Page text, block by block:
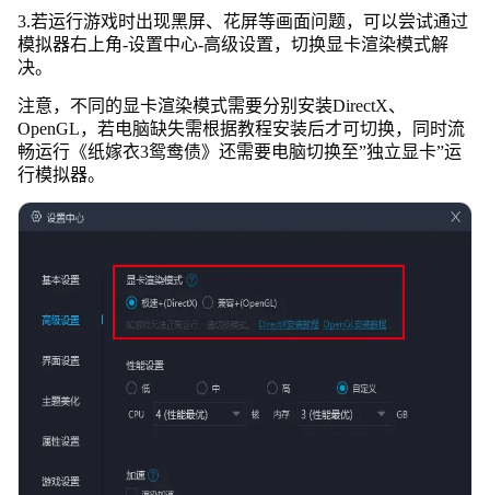
3.若运行游戏时出现黑屏、花屏等画面问题，可以尝试通过
模拟器右上角-设置中心-高级设置，切换显卡渲染模式解
决。
注意，不同的显卡渲染模式需要分别安装DirectX、
OpenGL，若电脑缺失需根据教程安装后才可切换，同时流
畅运行《纸嫁衣3鸳鸯债》还需要电脑切换至”独立显卡”运
行模拟器。